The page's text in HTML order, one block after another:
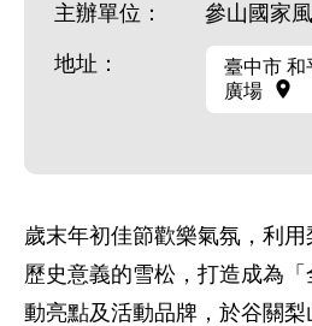
主辦單位： 參山國家
地址：
臺中市 和
廣場
歲末年初佳節歡樂氣氛，利
歷史意義的雪松，打造成為
動亮點及活動品牌，於谷關